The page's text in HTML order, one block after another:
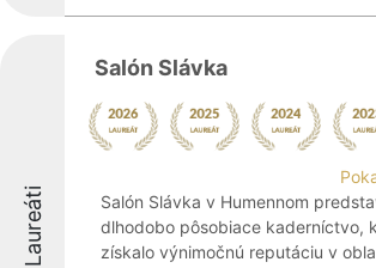
Laureáti
Salón Slávka
Salón Slávka v Humennom
dlhodobo pôsobiace kaderníctvo,
získalo výnimočnú reputáciu v